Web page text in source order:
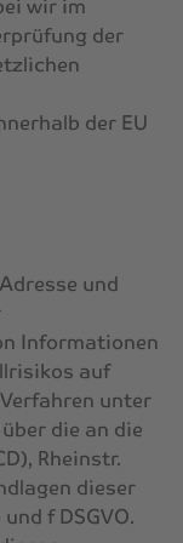
wir im
der
der EU
und
Informationen
auf
unter
die an die
Rheinstr.
dieser
f DSGVO.